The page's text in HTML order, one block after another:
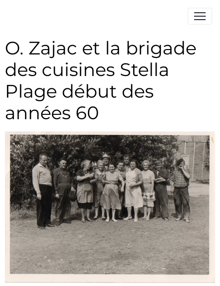
O. Zajac et la brigade
des cuisines Stella
Plage début des
années 60